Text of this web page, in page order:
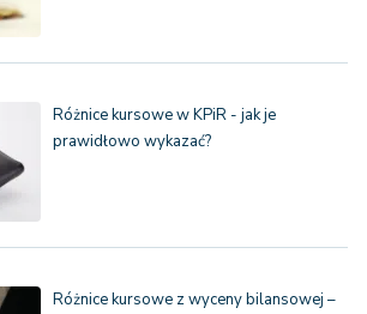
Różnice kursowe w KPiR - jak je
prawidłowo wykazać?
Różnice kursowe z wyceny bilansowej –